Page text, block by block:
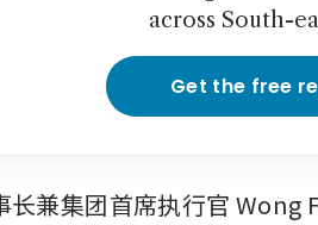
across South-
Get the free
兼集团首席执行官